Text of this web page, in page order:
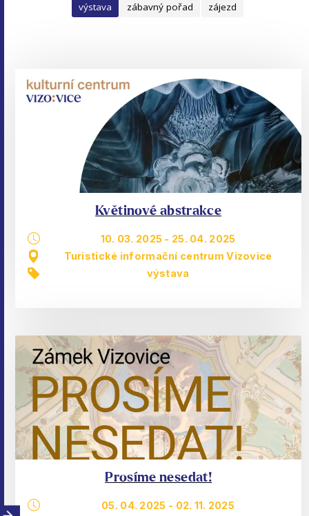
výstava
zábavný pořad zájezd
Květinové abstrakce
10. 03. 2025 - 25. 04. 2025
Turistické informační centrum Vizovice
výstava
Prosíme nesedat!
05. 04. 2025 - 02. 11. 2025